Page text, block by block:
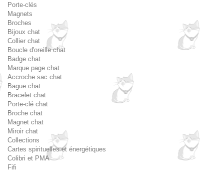
Porte-clés
Magnets
Broches
Bijoux chat
Collier chat
Boucle d'oreille chat
Badge chat
Marque page chat
Accroche sac chat
Bague chat
Bracelet chat
Porte-clé chat
Broche chat
Magnet chat
Miroir chat
Collections
Cartes spirituelles et énergétiques
Colibri et PMA
Fifi